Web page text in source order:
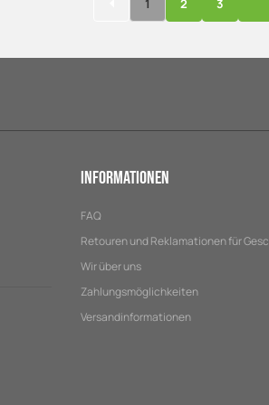
Informationen
FAQ
Retouren und Reklamationen für
Wir über uns
Zahlungsmöglichkeiten
Versandinformationen